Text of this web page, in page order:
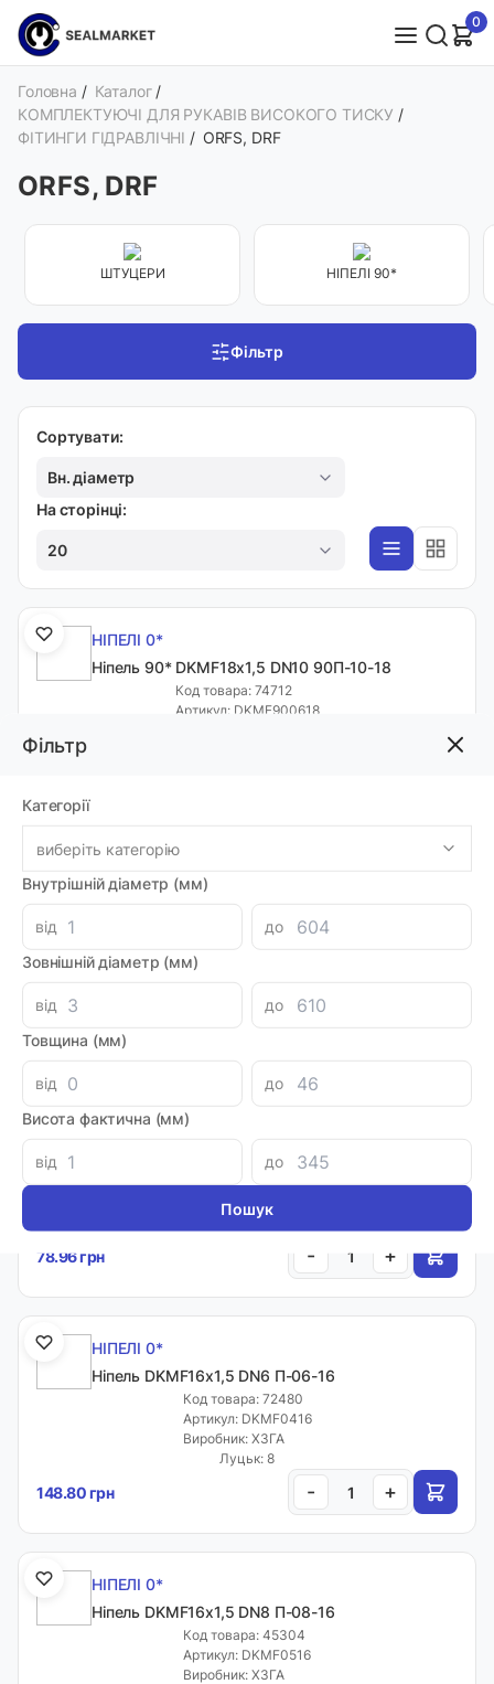
0
Фільтр
Категорії
виберіть категорію
Внутрішній діаметр (мм)
від
до
Зовнішній діаметр (мм)
від
до
Товщина (мм)
від
до
Висота фактична (мм)
від до
Головна / Каталог /
КОМПЛЕКТУЮЧІ ДЛЯ РУКАВІВ ВИСОКОГО ТИСКУ /
ФІТИНГИ ГІДРАВЛІЧНІ / ORFS, DRF
ORFS, DRF
ШТУЦЕРИ НІПЕЛІ 90*
Фільтр
Сортувати:
Вн. діаметр
На сторінці:
20
НІПЕЛІ 0*
Ніпель 90* DKМF18х1,5 DN10 90П-10-18
Код товара: 74712
Артикул: DKMF900618
НІПЕЛІ 0*
Ніпель DKMF14х1,5 DN6 П-06-14
Код товара: 59891
Артикул: DKMF0414
Виробник: ХЗГА
Луцьк: 39
-
НІПЕЛІ 90*
Ніпель DKMF16х1,5 90* DN8 90П-08-16
Код товара: 45305
Артикул: DKMF900516
Виробник: ХЗГА
Луцьк: 2
78.96 грн - +
НІПЕЛІ 0*
Ніпель DKMF16х1,5 DN6 П-06-16
Код товара: 72480
Артикул: DKMF0416
Виробник: ХЗГА
Луцьк: 8
148.80 грн - +
НІПЕЛІ 0*
Ніпель DKMF16х1,5 DN8 П-08-16
Код товара: 45304
Артикул: DKMF0516
Виробник: ХЗГА